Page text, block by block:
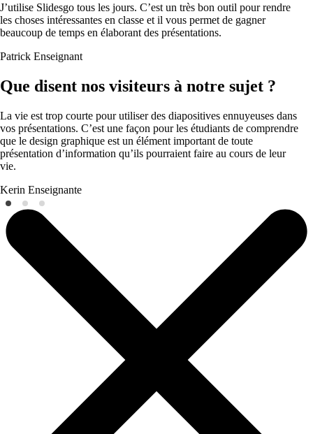
J’utilise Slidesgo tous les jours. C’est un très bon outil pour rendre
les choses intéressantes en classe et il vous permet de gagner
beaucoup de temps en élaborant des présentations.
Patrick Enseignant
Que disent nos visiteurs à notre sujet ?
La vie est trop courte pour utiliser des diapositives ennuyeuses dans
vos présentations. C’est une façon pour les étudiants de comprendre
que le design graphique est un élément important de toute
présentation d’information qu’ils pourraient faire au cours de leur
vie.
Kerin Enseignante